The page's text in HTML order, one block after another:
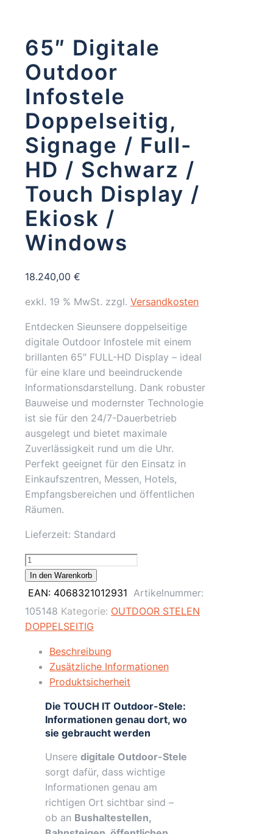
65″ Digitale
Outdoor
Infostele
Doppelseitig,
Signage / Full-
HD / Schwarz /
Touch Display /
Ekiosk /
Windows
18.240,00 €
exkl. 19 % MwSt. zzgl. Versandkosten
Entdecken Sieunsere doppelseitige
digitale Outdoor Infostele mit einem
brillanten 65″ FULL-HD Display – ideal
für eine klare und beeindruckende
Informationsdarstellung. Dank robuster
Bauweise und modernster Technologie
ist sie für den 24/7-Dauerbetrieb
ausgelegt und bietet maximale
Zuverlässigkeit rund um die Uhr.
Perfekt geeignet für den Einsatz in
Einkaufszentren, Messen, Hotels,
Empfangsbereichen und öffentlichen
Räumen.
Lieferzeit: Standard
65"
Digitale
Outdoor
Doppelseitig,
Signage
Full-
Schwarz
Touch
Display
Ekiosk
Windows
In den Warenkorb
EAN: 4068321012931 Artikelnummer:
105148 Kategorie: OUTDOOR STELEN
DOPPELSEITIG
Beschreibung
Zusätzliche Informationen
Produktsicherheit
Die TOUCH IT Outdoor-Stele:
Informationen genau dort, wo
sie gebraucht werden
Unsere digitale Outdoor-Stele
sorgt dafür, dass wichtige
Informationen genau am
richtigen Ort sichtbar sind –
ob an Bushaltestellen,